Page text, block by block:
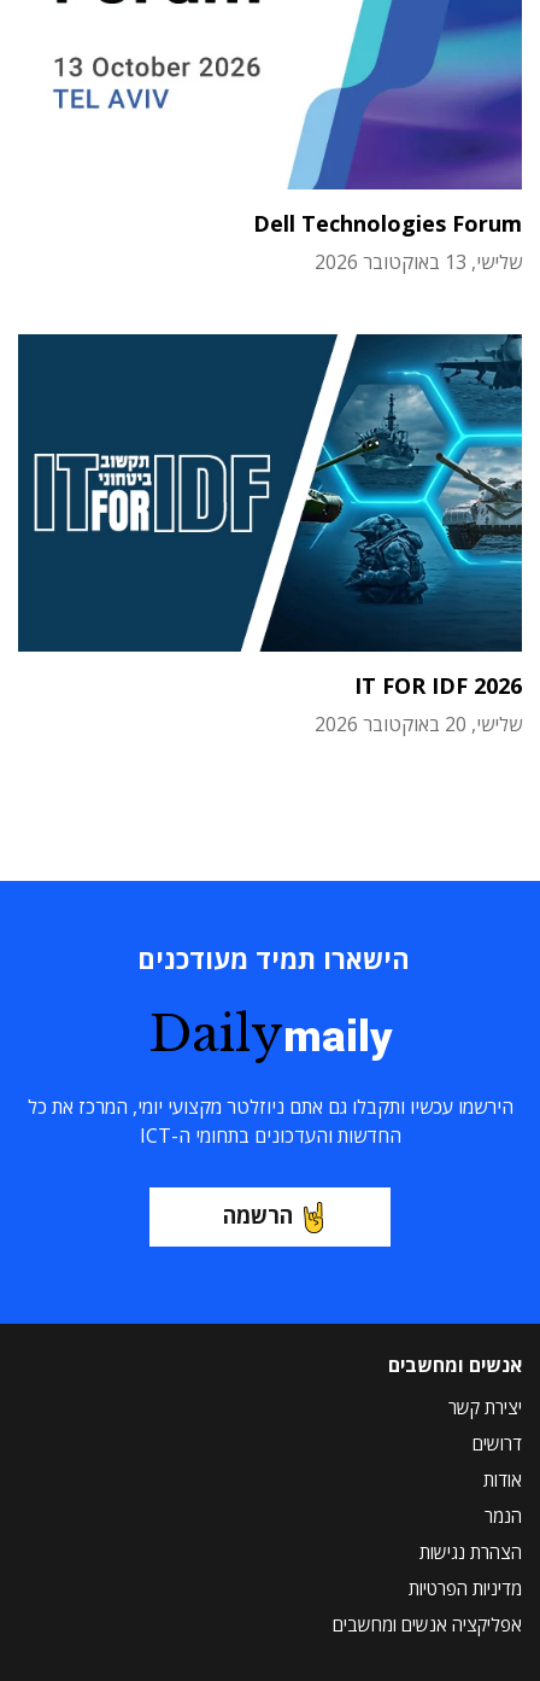
Dell Technologies Forum
שלישי, 13 באוקטובר 2026
IT FOR IDF 2026
שלישי, 20 באוקטובר 2026
הישארו תמיד מעודכנים
Dailymaily
הירשמו עכשיו ותקבלו גם אתם ניוזלטר מקצועי יומי, המרכז את כל
החדשות והעדכונים בתחומי ה-ICT
הרשמה
אנשים ומחשבים
יצירת קשר
דרושים
אודות
הנמר
הצהרת נגישות
מדיניות הפרטיות
אפליקציה אנשים ומחשבים